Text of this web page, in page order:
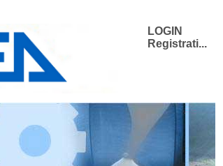
LOGIN
Registrati...